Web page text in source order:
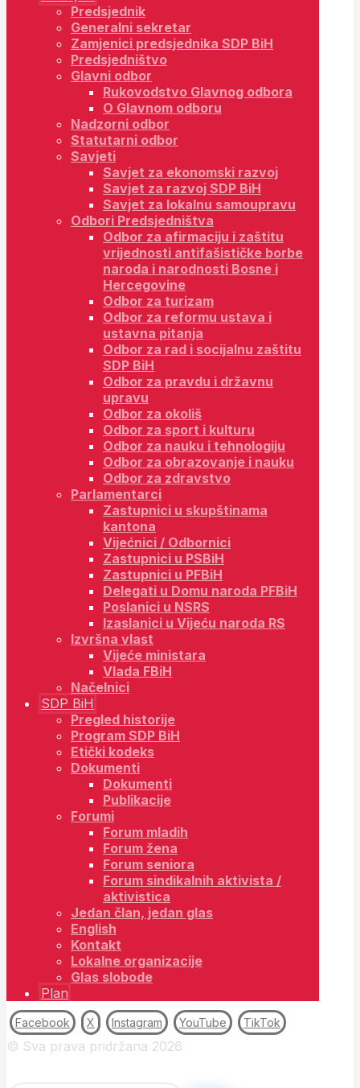
Predsjednik
Generalni sekretar
Zamjenici predsjednika SDP BiH
Predsjedništvo
Glavni odbor
Rukovodstvo Glavnog odbora
O Glavnom odboru
Nadzorni odbor
Statutarni odbor
Savjeti
Savjet za ekonomski razvoj
Savjet za razvoj SDP BiH
Savjet za lokalnu samoupravu
Odbori Predsjedništva
Odbor za afirmaciju i zaštitu
vrijednosti antifašističke borbe
naroda i narodnosti Bosne i
Hercegovine
Odbor za turizam
Odbor za reformu ustava i
ustavna pitanja
Odbor za rad i socijalnu zaštitu
SDP BiH
Odbor za pravdu i državnu
upravu
Odbor za okoliš
Odbor za sport i kulturu
Odbor za nauku i tehnologiju
Odbor za obrazovanje i nauku
Odbor za zdravstvo
Parlamentarci
Zastupnici u skupštinama
kantona
Vijećnici / Odbornici
Zastupnici u PSBiH
Zastupnici u PFBiH
Delegati u Domu naroda PFBiH
Poslanici u NSRS
Izaslanici u Vijeću naroda RS
Izvršna vlast
Vijeće ministara
Vlada FBiH
Načelnici
SDP BiH
Pregled historije
Program SDP BiH
Etički kodeks
Dokumenti
Dokumenti
Publikacije
Forumi
Forum mladih
Forum žena
Forum seniora
Forum sindikalnih aktivista /
aktivistica
Jedan član, jedan glas
English
Kontakt
Lokalne organizacije
Glas slobode
Plan
Facebook X Instagram YouTube TikTok
© Sva prava pridržana 2026